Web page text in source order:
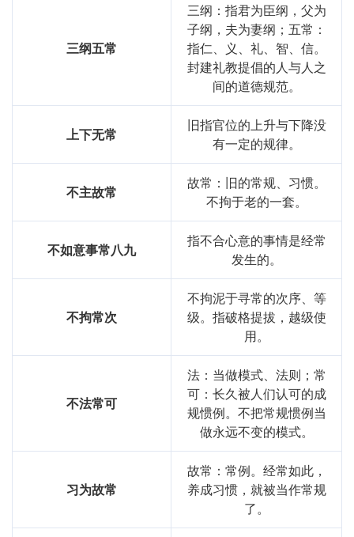
三纲五常
三纲：指君为臣纲，父为
子纲，夫为妻纲；五常：
指仁、义、礼、智、信。
封建礼教提倡的人与人之
间的道德规范。
上下无常
旧指官位的上升与下降没
有一定的规律。
不主故常
故常：旧的常规、习惯。
不拘于老的一套。
不如意事常八九
指不合心意的事情是经常
发生的。
不拘常次
不拘泥于寻常的次序、等
级。指破格提拔，越级使
用。
不法常可
法：当做模式、法则；常
可：长久被人们认可的成
规惯例。不把常规惯例当
做永远不变的模式。
习为故常
故常：常例。经常如此，
养成习惯，就被当作常规
了。